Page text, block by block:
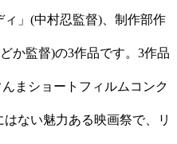
」(中村忍監督)、制作部作
か監督)の3作品です。3作品
まショートフィルムコンク
はない魅力ある映画祭で、リ